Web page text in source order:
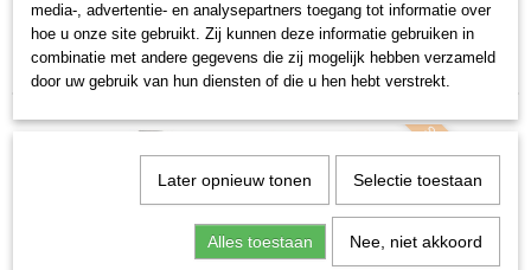
1
Snel leverbaar
media-, advertentie- en analysepartners toegang tot informatie over
hoe u onze site gebruikt. Zij kunnen deze informatie gebruiken in
combinatie met andere gegevens die zij mogelijk hebben verzameld
door uw gebruik van hun diensten of die u hen hebt verstrekt.
Later opnieuw tonen Selectie toestaan
Alles toestaan Nee, niet akkoord